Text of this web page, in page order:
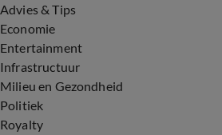
Advies & Tips
Economie
Entertainment
Infrastructuur
Milieu en Gezondheid
Politiek
Royalty